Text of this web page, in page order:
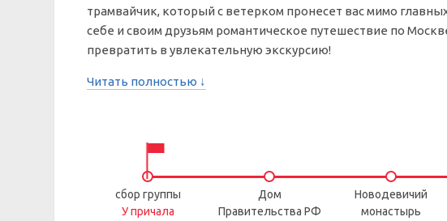
трамвайчик, который с ветерком пронесет вас мимо
себе и своим друзьям романтическое путешествие по
превратить в увлекательную экскурсию!
Читать полностью ↓
сбор группы
У причала
Дом
Правительства РФ
Новодевичий
монастырь